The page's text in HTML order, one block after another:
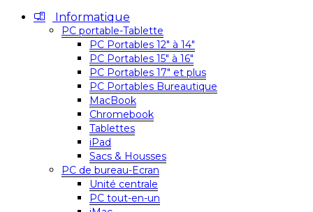
Informatique
PC portable-Tablette
PC Portables 12″ à 14″
PC Portables 15″ à 16″
PC Portables 17″ et plus
PC Portables Bureautique
MacBook
Chromebook
Tablettes
iPad
Sacs & Housses
PC de bureau-Ecran
Unité centrale
PC tout-en-un